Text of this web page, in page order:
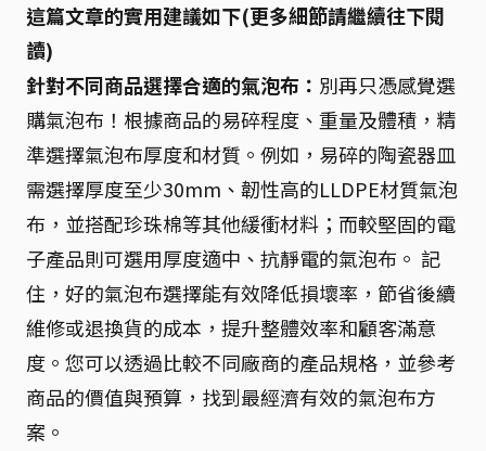
這篇文章的實用建議如下(更多細節請繼續往下閱
讀)
針對不同商品選擇合適的氣泡布： 別再只憑感覺選
購氣泡布！根據商品的易碎程度、重量及體積，精
準選擇氣泡布厚度和材質。例如，易碎的陶瓷器皿
需選擇厚度至少30mm、韌性高的LLDPE材質氣泡
布，並搭配珍珠棉等其他緩衝材料；而較堅固的電
子產品則可選用厚度適中、抗靜電的氣泡布。 記
住，好的氣泡布選擇能有效降低損壞率，節省後續
維修或退換貨的成本，提升整體效率和顧客滿意
度。您可以透過比較不同廠商的產品規格，並參考
商品的價值與預算，找到最經濟有效的氣泡布方
案。